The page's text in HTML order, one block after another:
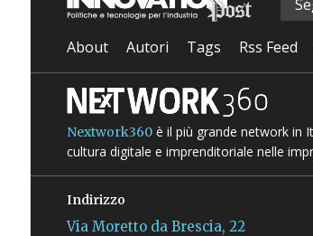
About Autori Tags Rss Feed
Nextwork360è il più grande network in
cultura digitale e imprenditoriale nelle
Indirizzo
Via Moretto da Brescia, 22